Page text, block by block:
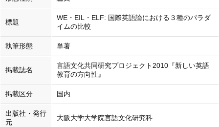
標題
WE・EIL・ELF: 国際英語論における３種のパラダ
イムの比較
執筆形態 単著
掲載誌名
言語文化共同研究プロジェクト2010『新しい英語
教育の方向性』
掲載区分 国内
出版社・発行
元
大阪大学大学院言語文化研究科